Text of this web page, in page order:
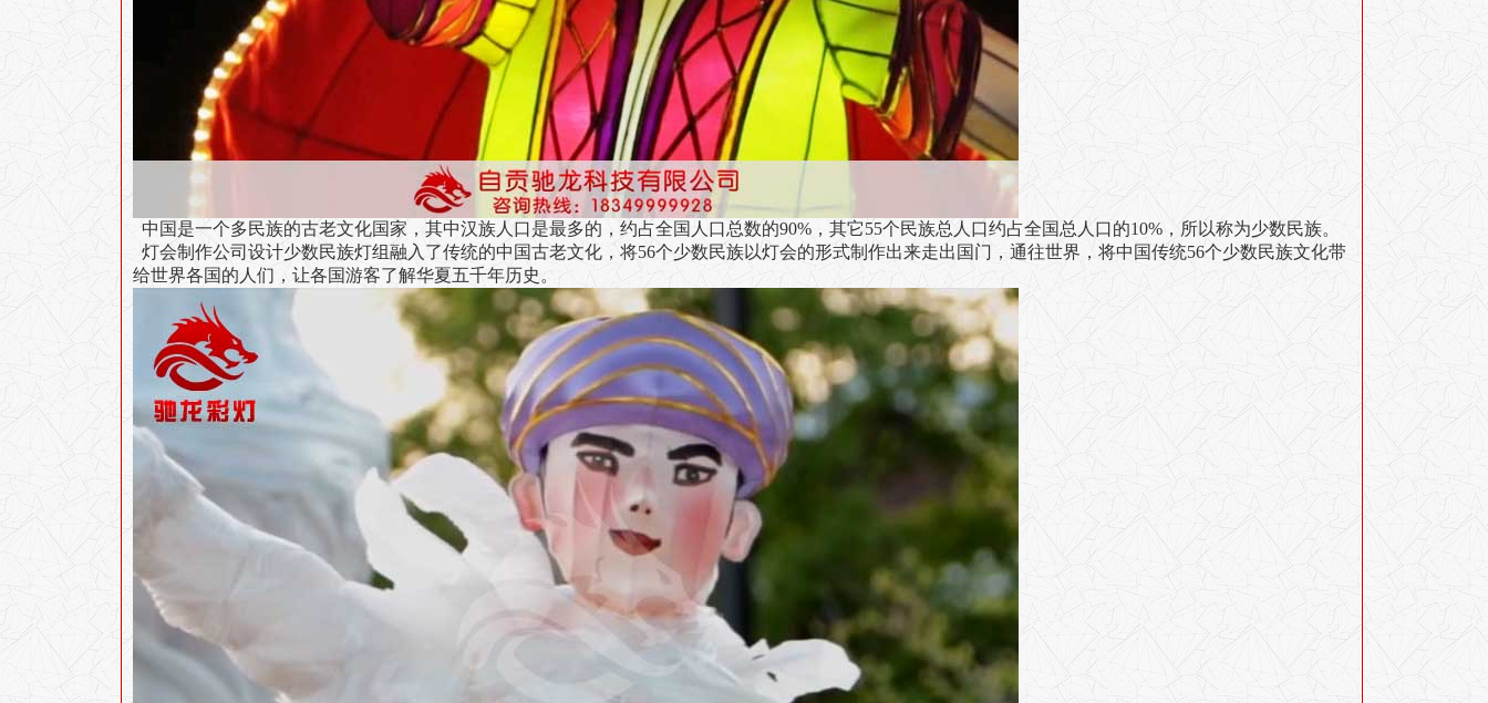
中国是一个多民族的古老文化国家，其中汉族人口是最多的，约占全国人口总数的90%，其它55个民族总人口约占全国总人口的10%，所以称为少数民族。
灯会制作公司设计少数民族灯组融入了传统的中国古老文化，将56个少数民族以灯会的形式制作出来走出国门，通往世界，将中国传统56个少数民族文化带
给世界各国的人们，让各国游客了解华夏五千年历史。